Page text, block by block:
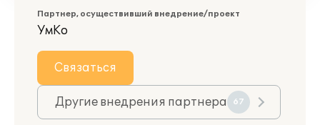
Партнер, осуществивший внедрение/проект
УмКо
Связаться
Другие внедрения партнера 67